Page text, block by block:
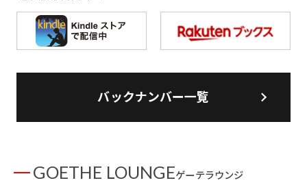
バックナンバー一覧
GOETHE LOUNGEゲーテラウンジ